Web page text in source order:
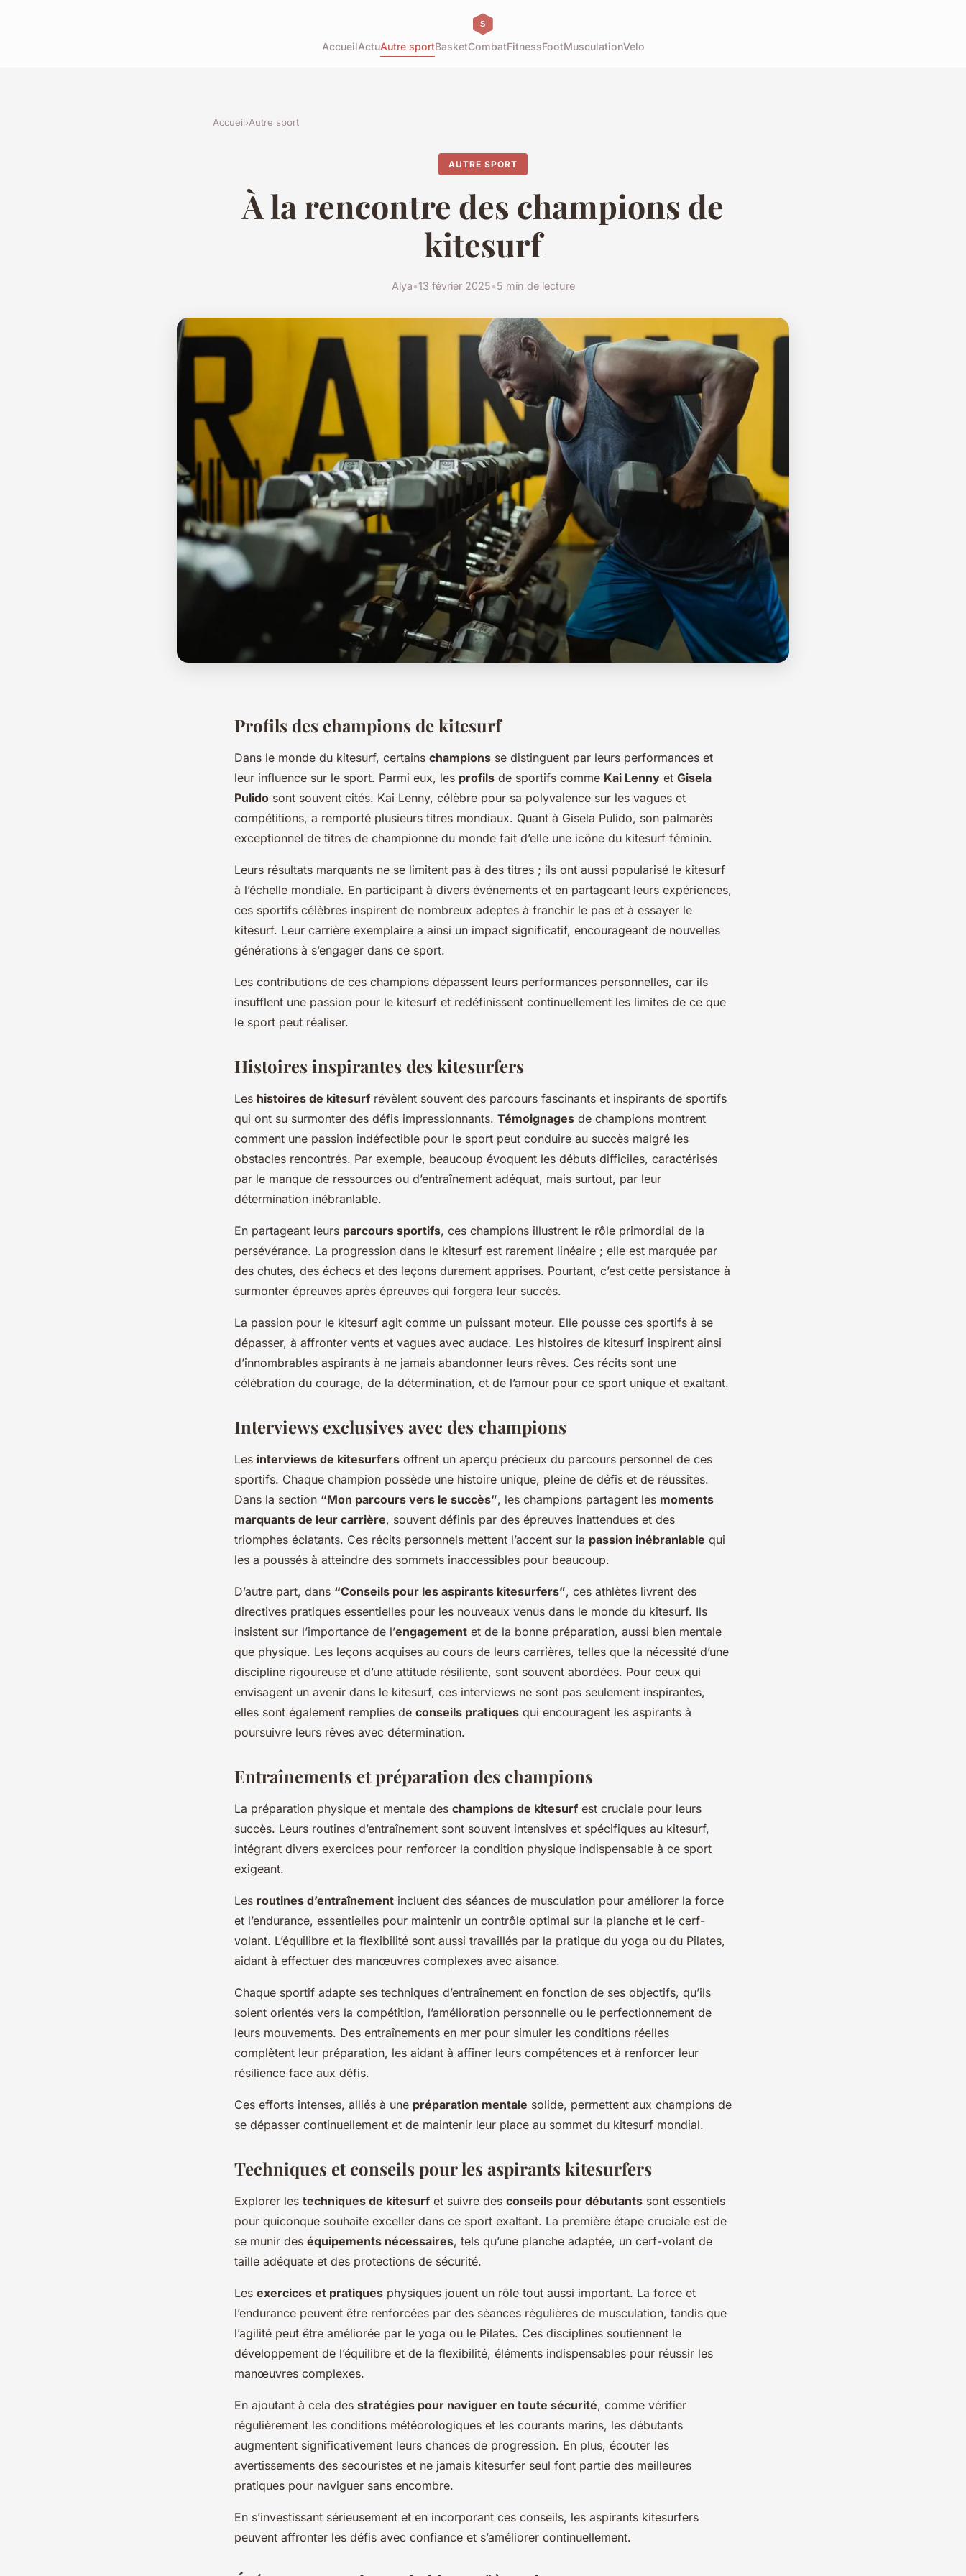
AccueilActuAutre sportBasketCombatFitnessFootMusculationVelo
Accueil›Autre sport
AUTRE SPORT
À la rencontre des champions de
kitesurf
Alya•13 février 2025•5 min de lecture
Profils des champions de kitesurf
Dans le monde du kitesurf, certains champions se distinguent par leurs performances et
leur influence sur le sport. Parmi eux, les profils de sportifs comme Kai Lenny et Gisela
Pulido sont souvent cités. Kai Lenny, célèbre pour sa polyvalence sur les vagues et
compétitions, a remporté plusieurs titres mondiaux. Quant à Gisela Pulido, son palmarès
exceptionnel de titres de championne du monde fait d’elle une icône du kitesurf féminin.
Leurs résultats marquants ne se limitent pas à des titres ; ils ont aussi popularisé le kitesurf
à l’échelle mondiale. En participant à divers événements et en partageant leurs expériences,
ces sportifs célèbres inspirent de nombreux adeptes à franchir le pas et à essayer le
kitesurf. Leur carrière exemplaire a ainsi un impact significatif, encourageant de nouvelles
générations à s’engager dans ce sport.
Les contributions de ces champions dépassent leurs performances personnelles, car ils
insufflent une passion pour le kitesurf et redéfinissent continuellement les limites de ce que
le sport peut réaliser.
Histoires inspirantes des kitesurfers
Les histoires de kitesurf révèlent souvent des parcours fascinants et inspirants de sportifs
qui ont su surmonter des défis impressionnants. Témoignages de champions montrent
comment une passion indéfectible pour le sport peut conduire au succès malgré les
obstacles rencontrés. Par exemple, beaucoup évoquent les débuts difficiles, caractérisés
par le manque de ressources ou d’entraînement adéquat, mais surtout, par leur
détermination inébranlable.
En partageant leurs parcours sportifs, ces champions illustrent le rôle primordial de la
persévérance. La progression dans le kitesurf est rarement linéaire ; elle est marquée par
des chutes, des échecs et des leçons durement apprises. Pourtant, c’est cette persistance à
surmonter épreuves après épreuves qui forgera leur succès.
La passion pour le kitesurf agit comme un puissant moteur. Elle pousse ces sportifs à se
dépasser, à affronter vents et vagues avec audace. Les histoires de kitesurf inspirent ainsi
d’innombrables aspirants à ne jamais abandonner leurs rêves. Ces récits sont une
célébration du courage, de la détermination, et de l’amour pour ce sport unique et exaltant.
Interviews exclusives avec des champions
Les interviews de kitesurfers offrent un aperçu précieux du parcours personnel de ces
sportifs. Chaque champion possède une histoire unique, pleine de défis et de réussites.
Dans la section “Mon parcours vers le succès”, les champions partagent les moments
marquants de leur carrière, souvent définis par des épreuves inattendues et des
triomphes éclatants. Ces récits personnels mettent l’accent sur la passion inébranlable qui
les a poussés à atteindre des sommets inaccessibles pour beaucoup.
D’autre part, dans “Conseils pour les aspirants kitesurfers”, ces athlètes livrent des
directives pratiques essentielles pour les nouveaux venus dans le monde du kitesurf. Ils
insistent sur l’importance de l’engagement et de la bonne préparation, aussi bien mentale
que physique. Les leçons acquises au cours de leurs carrières, telles que la nécessité d’une​
discipline rigoureuse et d’une attitude résiliente, sont souvent abordées. Pour ceux qui
envisagent un avenir dans le kitesurf, ces interviews ne sont pas seulement inspirantes,
elles sont également remplies de conseils pratiques qui encouragent les aspirants à
poursuivre leurs rêves avec détermination.
Entraînements et préparation des champions
La préparation physique et mentale des champions de kitesurf est cruciale pour leurs
succès. Leurs routines d’entraînement sont souvent intensives et spécifiques au kitesurf,
intégrant divers exercices pour renforcer la condition physique indispensable à ce sport
exigeant.
Les routines d’entraînement incluent des séances de musculation pour améliorer la force
et l’endurance, essentielles pour maintenir un contrôle optimal sur la planche et le cerf-
volant. L’équilibre et la flexibilité sont aussi travaillés par la pratique du yoga ou du Pilates,
aidant à effectuer des manœuvres complexes avec aisance.
Chaque sportif adapte ses techniques d’entraînement en fonction de ses objectifs, qu’ils
soient orientés vers la compétition, l’amélioration personnelle ou le perfectionnement de
leurs mouvements. Des entraînements en mer pour simuler les conditions réelles
complètent leur préparation, les aidant à affiner leurs compétences et à renforcer leur
résilience face aux défis.
Ces efforts intenses, alliés à une préparation mentale solide, permettent aux champions de
se dépasser continuellement et de maintenir leur place au sommet du kitesurf mondial.
Techniques et conseils pour les aspirants kitesurfers
Explorer les techniques de kitesurf et suivre des conseils pour débutants sont essentiels
pour quiconque souhaite exceller dans ce sport exaltant. La première étape cruciale est de
se munir des équipements nécessaires, tels qu’une planche adaptée, un cerf-volant de
taille adéquate et des protections de sécurité.
Les exercices et pratiques physiques jouent un rôle tout aussi important. La force et
l’endurance peuvent être renforcées par des séances régulières de musculation, tandis que
l’agilité peut être améliorée par le yoga ou le Pilates. Ces disciplines soutiennent le
développement de l’équilibre et de la flexibilité, éléments indispensables pour réussir les
manœuvres complexes.
En ajoutant à cela des stratégies pour naviguer en toute sécurité, comme vérifier
régulièrement les conditions météorologiques et les courants marins, les débutants
augmentent significativement leurs chances de progression. En plus, écouter les
avertissements des secouristes et ne jamais kitesurfer seul font partie des meilleures
pratiques pour naviguer sans encombre.
En s’investissant sérieusement et en incorporant ces conseils, les aspirants kitesurfers
peuvent affronter les défis avec confiance et s’améliorer continuellement.